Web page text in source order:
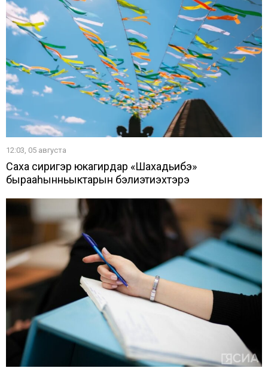
12:03, 05 августа
Саха сиригэр юкагирдар «Шахадьибэ»
бырааһынньыктарын бэлиэтиэхтэрэ